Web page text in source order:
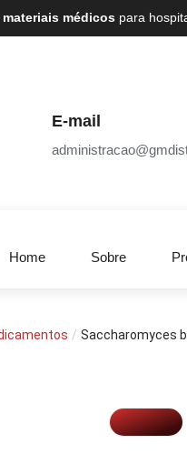
materiais médicospara
E-mail
Home Sobre
/ Saccharomyces